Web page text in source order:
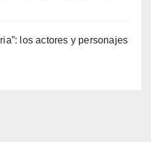
los actores y personajes